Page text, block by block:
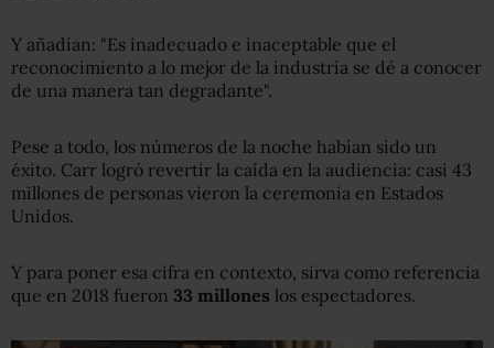
Y añadían: "Es inadecuado e inaceptable que el
reconocimiento a lo mejor de la industria se dé a conocer
de una manera tan degradante".
Pese a todo, los números de la noche habían sido un
éxito. Carr logró revertir la caída en la audiencia: casi 43
millones de personas vieron la ceremonia en Estados
Unidos.
Y para poner esa cifra en contexto, sirva como referencia
que en 2018 fueron 33 millones los espectadores.